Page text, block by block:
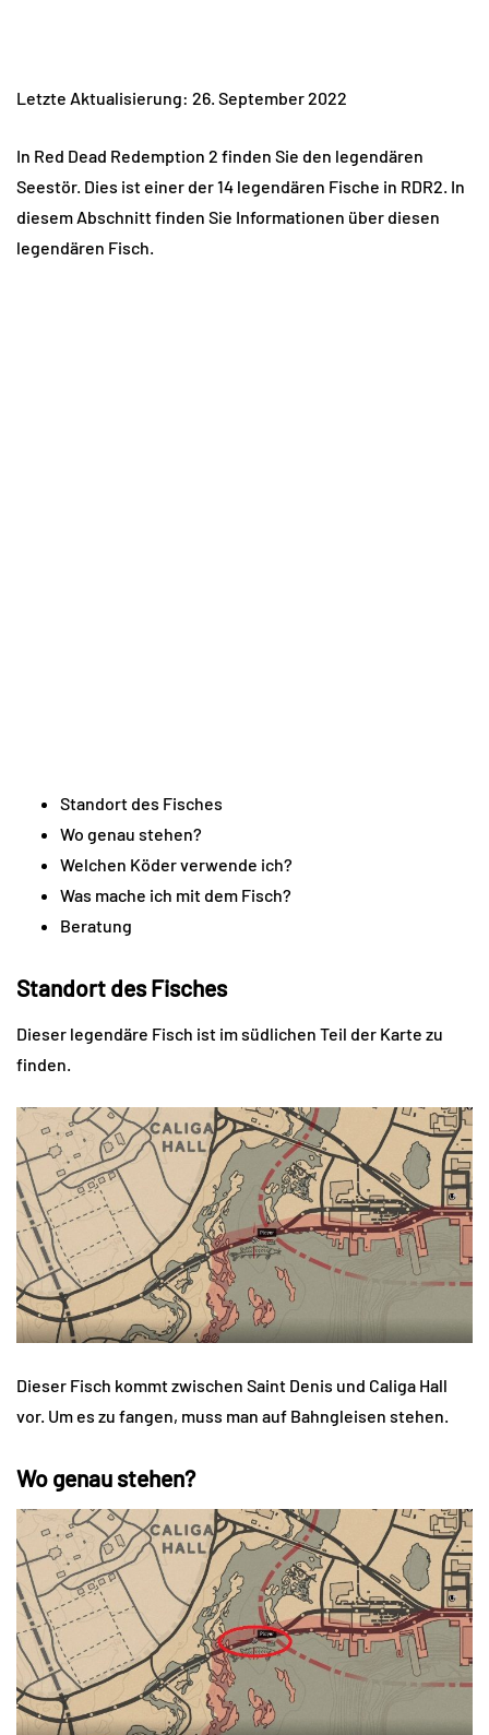
Letzte Aktualisierung: 26. September 2022
In Red Dead Redemption 2 finden Sie den legendären
Seestör. Dies ist einer der 14 legendären Fische in RDR2. In
diesem Abschnitt finden Sie Informationen über diesen
legendären Fisch.
Standort des Fisches
Wo genau stehen?
Welchen Köder verwende ich?
Was mache ich mit dem Fisch?
Beratung
Standort des Fisches
Dieser legendäre Fisch ist im südlichen Teil der Karte zu
finden.
Dieser Fisch kommt zwischen Saint Denis und Caliga Hall
vor. Um es zu fangen, muss man auf Bahngleisen stehen.
Wo genau stehen?